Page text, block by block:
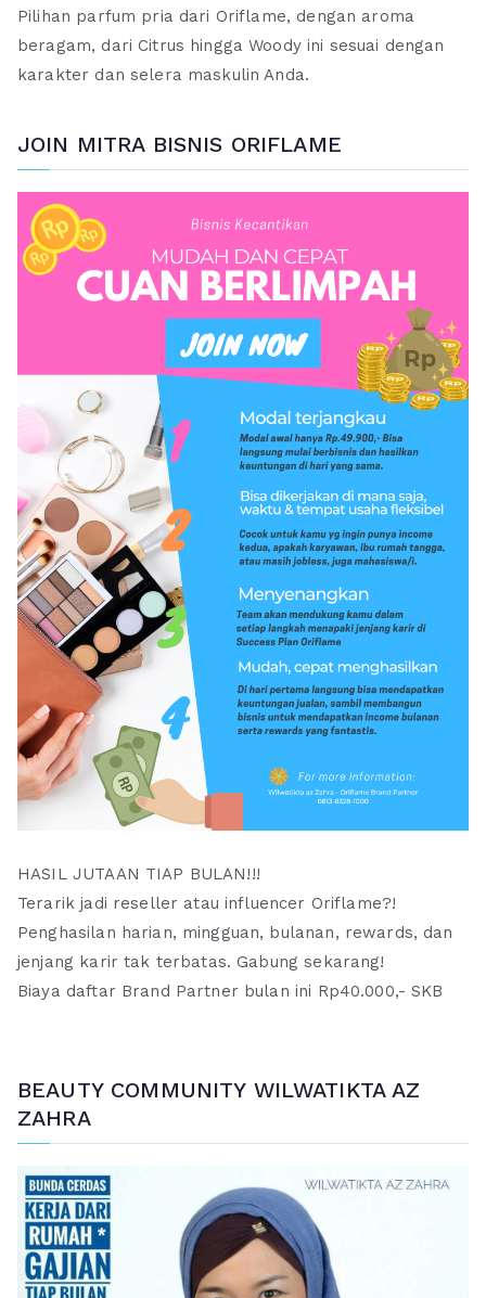
Pilihan parfum pria dari Oriflame, dengan aroma
beragam, dari Citrus hingga Woody ini sesuai dengan
karakter dan selera maskulin Anda.
JOIN MITRA BISNIS ORIFLAME
HASIL JUTAAN TIAP BULAN!!!
Terarik jadi reseller atau influencer Oriflame?!
Penghasilan harian, mingguan, bulanan, rewards, dan
jenjang karir tak terbatas. Gabung sekarang!
Biaya daftar Brand Partner bulan ini Rp40.000,- SKB
BEAUTY COMMUNITY WILWATIKTA AZ
ZAHRA